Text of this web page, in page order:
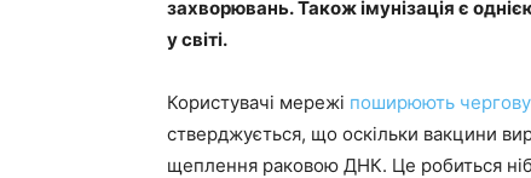
захворювань. Також імунізація є
у світі.
Користувачі мережі поширюють
стверджується, що оскільки вакцини
щеплення раковою ДНК. Це робиться